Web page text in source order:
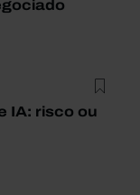
IA: risco ou